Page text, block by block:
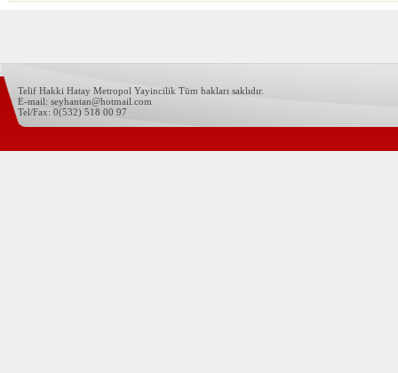
Telif Hakki Hatay Metropol Yayincilik Tüm hakları saklıdır.
E-mail: seyhantan@hotmail.com
Tel/Fax: 0(532) 518 00 97